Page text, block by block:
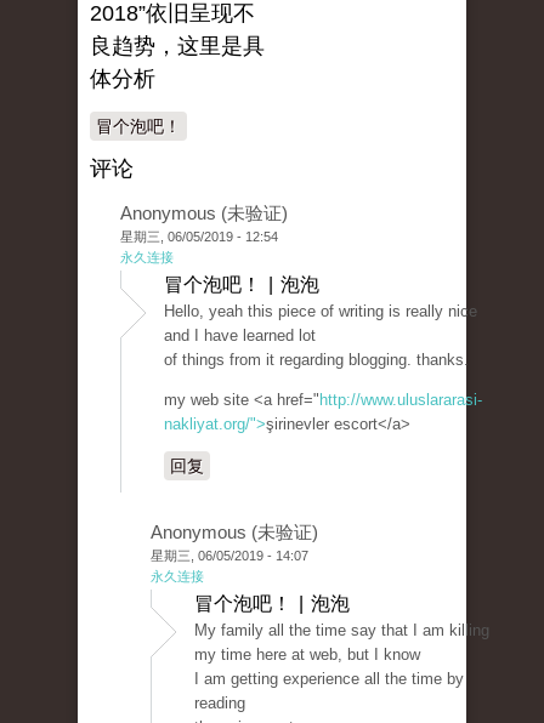
2018”依旧呈现不
良趋势，这里是具
体分析
冒个泡吧！
评论
Anonymous (未验证)
星期三, 06/05/2019 - 12:54
永久连接
冒个泡吧！ | 泡泡
Hello, yeah this piece of writing is really nice
and I have learned lot
of things from it regarding blogging. thanks.
my web site <a href=" http://www.uluslararasi-
nakliyat.org/">şirinevler escort</a>
回复
Anonymous (未验证)
星期三, 06/05/2019 - 14:07
永久连接
冒个泡吧！ | 泡泡
My family all the time say that I am killing
my time here at web, but I know
I am getting experience all the time by
reading